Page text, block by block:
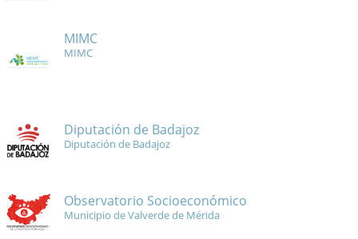
MIMC
MIMC
Diputación de Badajoz
Diputación de Badajoz
Observatorio Socioeconómico
Municipio de Valverde de Mérida